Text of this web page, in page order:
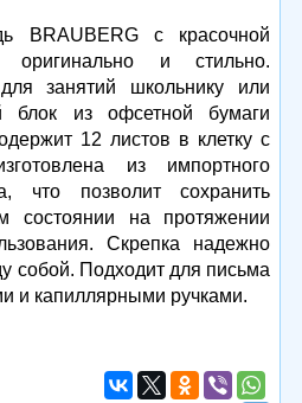
BRAUBERG с красочной
оригинально и стильно.
занятий школьнику или
блок из офсетной бумаги
12 листов в клетку с
из импортного
что позволит сохранить
состоянии на протяжении
Скрепка надежно
собой. Подходит для письма
и капиллярными ручками.